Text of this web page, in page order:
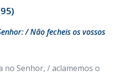
/ Não fecheis os vossos
no Senhor, / aclamemos o